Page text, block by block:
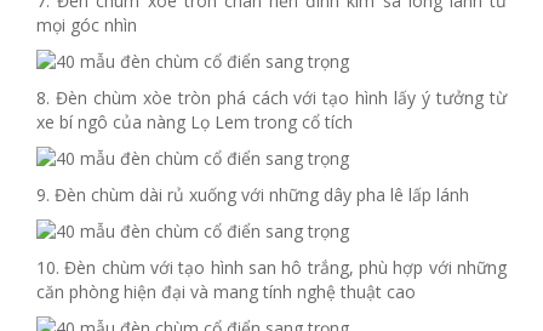
mọi góc nhìn
8. Đèn chùm xòe tròn phá cách với tạo hình lấy ý tưởng từ
xe bí ngô của nàng Lọ Lem trong cổ tích
9. Đèn chùm dài rủ xuống với những dây pha lê lấp lánh
10. Đèn chùm với tạo hình san hô trắng, phù hợp với những
căn phòng hiện đại và mang tính nghệ thuật cao